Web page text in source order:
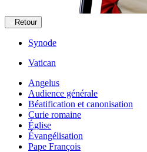
Retour
Synode
Vatican
Angelus
Audience générale
Béatification et canonisation
Curie romaine
Église
Évangélisation
Pape François